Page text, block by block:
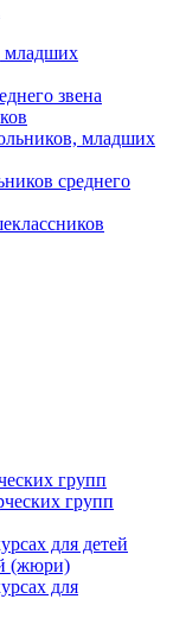
младших
звена
младших
среднего
групп
групп
для детей
(жюри)
для
и узнавайте